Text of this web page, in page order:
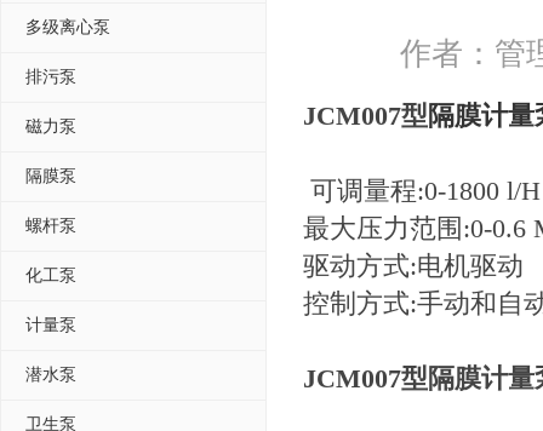
多级离心泵
排污泵
磁力泵
隔膜泵
螺杆泵
化工泵
计量泵
潜水泵
卫生泵
作者：
JCM007型隔膜计量
可调量程:0-1800 l/
最大压力范围:0-0.6
驱动方式:电机驱动
控制方式:手动和自
JCM007型隔膜计